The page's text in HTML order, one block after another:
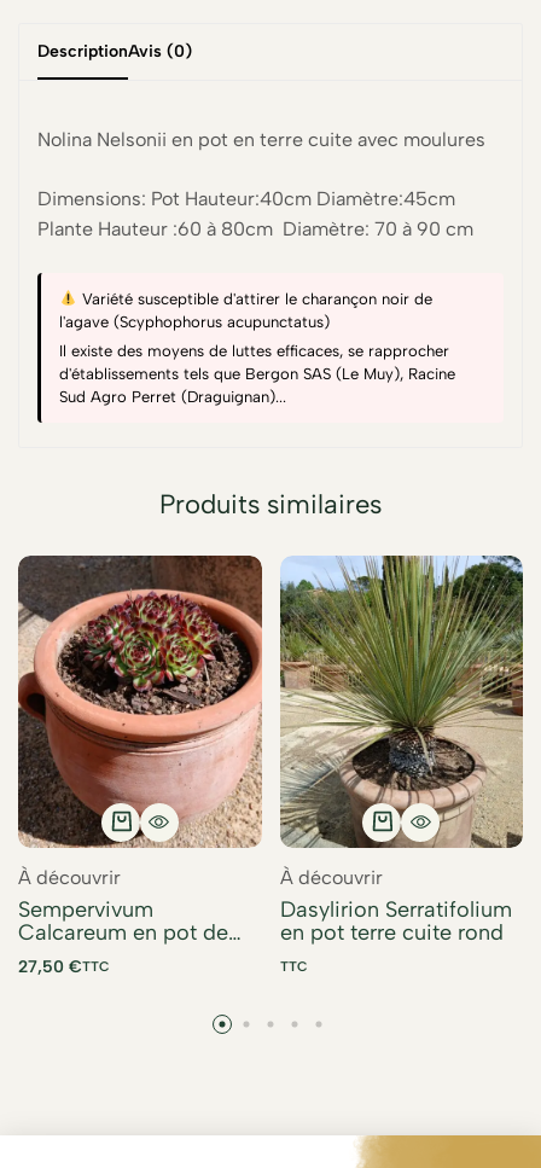
DescriptionAvis (0)
Nolina Nelsonii en pot en terre cuite avec moulures
Dimensions: Pot Hauteur:40cm Diamètre:45cm
Plante Hauteur :60 à 80cm Diamètre: 70 à 90 cm
Variété susceptible d'attirer le charançon noir de
l'agave (Scyphophorus acupunctatus)
Il existe des moyens de luttes efficaces, se rapprocher
d'établissements tels que Bergon SAS (Le Muy), Racine
Sud Agro Perret (Draguignan)...
Produits similaires
À découvrir
Sempervivum
Calcareum en pot de
terre cuite
27,50 €TTC
À découvrir
Dasylirion Serratifolium
en pot terre cuite rond
TTC